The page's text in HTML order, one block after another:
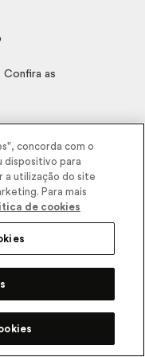
Confira as
redes
de Beleza LTDA.
Vermelho, Registro, SP,
41 IE 574.066.180.111
concorda com o
dispositivo para
a utilização do site
Para mais
de cookies